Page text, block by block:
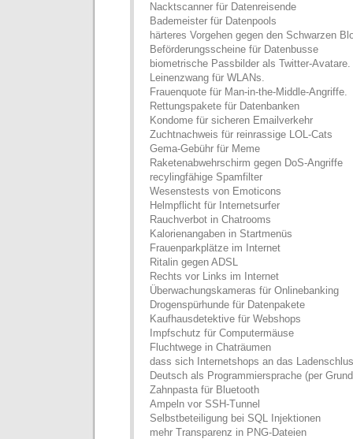
Nacktscanner für Datenreisende
Bademeister für Datenpools
härteres Vorgehen gegen den Schwarzen
Beförderungsscheine für Datenbusse
biometrische Passbilder als Twitter-Avatare.
Leinenzwang für WLANs.
Frauenquote für Man-in-the-Middle-Angriffe.
Rettungspakete für Datenbanken
Kondome für sicheren Emailverkehr
Zuchtnachweis für reinrassige LOL-Cats
Gema-Gebühr für Meme
Raketenabwehrschirm gegen DoS-Angriffe
recylingfähige Spamfilter
Wesenstests von Emoticons
Helmpflicht für Internetsurfer
Rauchverbot in Chatrooms
Kalorienangaben in Startmenüs
Frauenparkplätze im Internet
Ritalin gegen ADSL
Rechts vor Links im Internet
Überwachungskameras für Onlinebanking
Drogenspürhunde für Datenpakete
Kaufhausdetektive für Webshops
Impfschutz für Computermäuse
Fluchtwege in Chaträumen
dass sich Internetshops an das
Deutsch als Programmiersprache (per
Zahnpasta für Bluetooth
Ampeln vor SSH-Tunnel
Selbstbeteiligung bei SQL Injektionen
mehr Transparenz in PNG-Dateien